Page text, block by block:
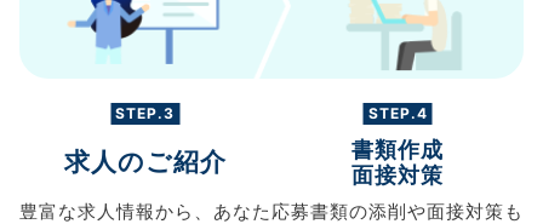
STEP.3
求人のご紹介
豊富な求人情報から、 あなた
STEP.4
書類作成
面接対策
応募書類の添削や面接対策も